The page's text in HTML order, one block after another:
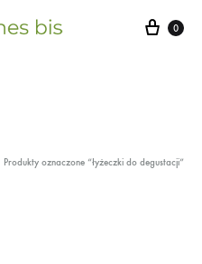
Cart
0
Produkty oznaczone “łyżeczki do degustacji”